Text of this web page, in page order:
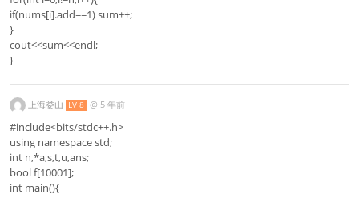
if(nums[i].add==1) sum++;
}
cout<<sum<<endl;
}
上海娄山 LV 8 @ 5 年前
#include<bits/stdc++.h>
using namespace std;
int n,*a,s,t,u,ans;
bool f[10001];
int main(){